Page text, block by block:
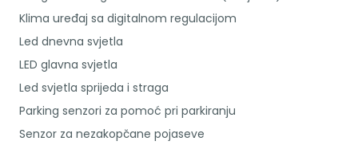
Klima uređaj sa digitalnom regulacijom
Led dnevna svjetla
LED glavna svjetla
Led svjetla sprijeda i straga
Parking senzori za pomoć pri parkiranju
Senzor za nezakopčane pojaseve